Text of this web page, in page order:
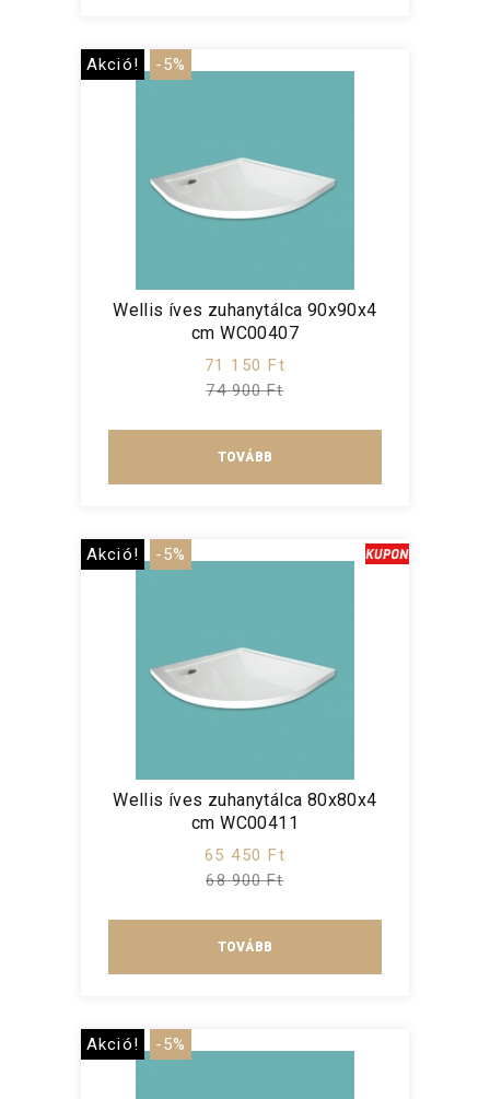
Akció! -5%
Wellis íves zuhanytálca 90x90x4
cm WC00407
71 150 Ft
74 900 Ft
TOVÁBB
Akció! -5%
Wellis íves zuhanytálca 80x80x4
cm WC00411
65 450 Ft
68 900 Ft
TOVÁBB
Akció! -5%